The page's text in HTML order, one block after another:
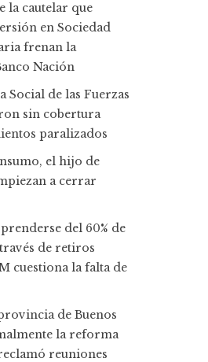
la cautelar que
en Sociedad
frenan la
Nación
Social de las Fuerzas
sin cobertura
paralizados
el hijo de
a cerrar
del 60% de
de retiros
cuestiona la falta de
de Buenos
la reforma
reuniones